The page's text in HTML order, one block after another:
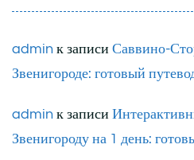
admin к записи Саввино-
Звенигороде: готовый
admin к записи
Звенигороду на 1 день: